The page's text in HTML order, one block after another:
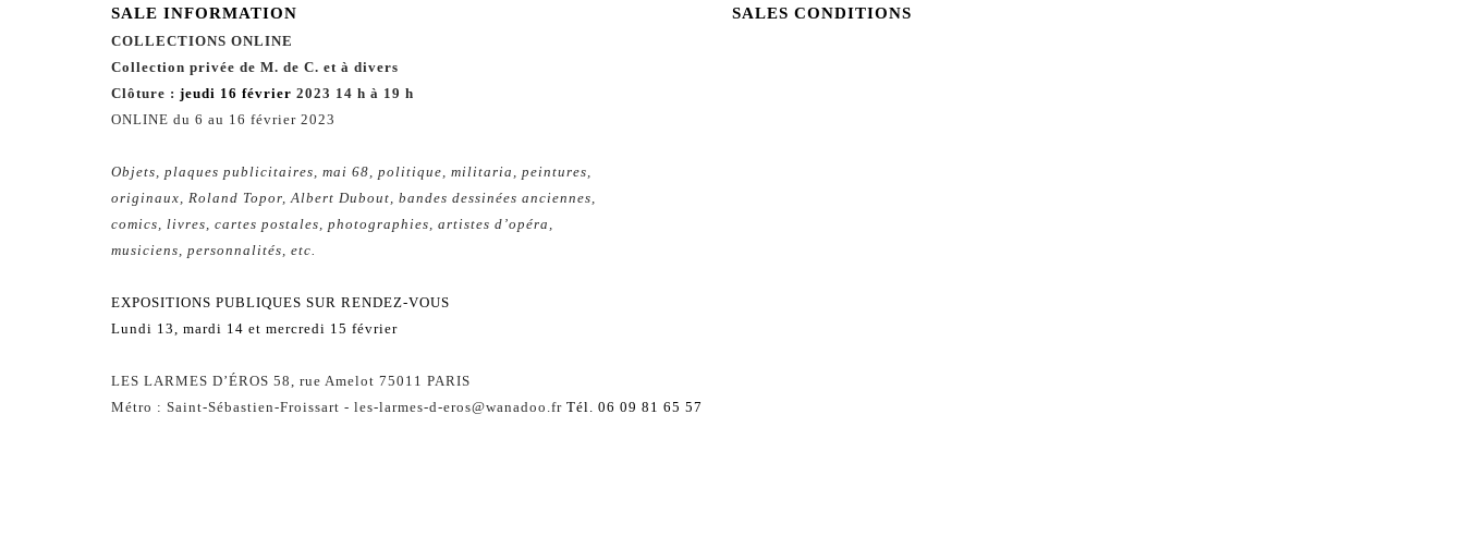
SALE INFORMATION
COLLECTIONS ONLINE
Collection privée de M. de C. et à divers
Clôture : jeudi 16 février 2023 14 h à 19 h
ONLINE du 6 au 16 février 2023
Objets, plaques publicitaires, mai 68, politique, militaria, peintures,
originaux, Roland Topor, Albert Dubout, bandes dessinées anciennes,
comics, livres, cartes postales, photographies, artistes d’opéra,
musiciens, personnalités, etc.
EXPOSITIONS PUBLIQUES SUR RENDEZ-VOUS
Lundi 13, mardi 14 et mercredi 15 février
LES LARMES D’ÉROS 58, rue Amelot 75011 PARIS
Métro : Saint-Sébastien-Froissart - les-larmes-d-eros@wanadoo.fr Tél. 06 09 81 65 57
SALES CONDITIONS